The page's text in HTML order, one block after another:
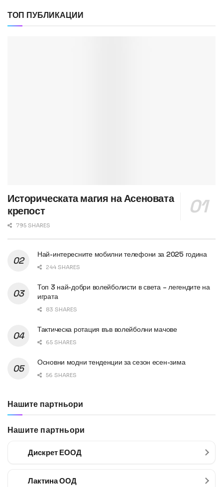
ТОП ПУБЛИКАЦИИ
Историческата магия на Асеновата
крепост
795 SHARES
Най-интересните мобилни телефони за 2025 година
244 SHARES
Топ 3 най-добри волейболисти в света – легендите на
играта
83 SHARES
Тактическа ротация във волейболни мачове
65 SHARES
Основни модни тенденции за сезон есен-зима
56 SHARES
Нашите партньори
Нашите партньори
Дискрет ЕООД
Лактина ООД